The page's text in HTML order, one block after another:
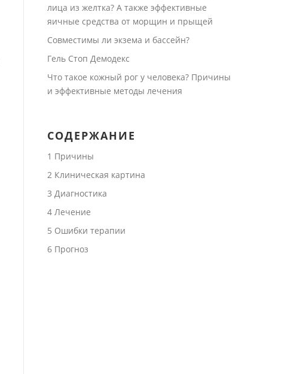
лица из желтка? А также эффективные
яичные средства от морщин и прыщей
Совместимы ли экзема и бассейн?
Гель Стоп Демодекс
Что такое кожный рог у человека? Причины
и эффективные методы лечения
СОДЕРЖАНИЕ
1 Причины
2Клиническая картина
3 Диагностика
4Лечение
5 Ошибки терапии
6Прогноз